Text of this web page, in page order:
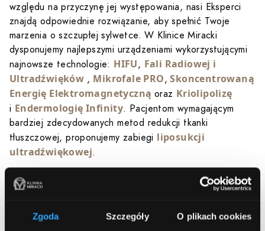
Zgoda Szczegóły O plikach cookies
względu na przyczynę jej występowania, nasi Eksperci
znajdą odpowiednie rozwiązanie, aby spełnić Twoje
marzenia o szczupłej sylwetce. W Klinice Miracki
dysponujemy najlepszymi urządzeniami wykorzystującymi
najnowsze technologie: HIFU, Fali Radiowej i
Ultradźwięków , Mikrofale PRO, Skoncentrowaną
Energię Elektromagnetyczną oraz Kriolipolizę
i Endermologię Infinity. Pacjentom wymagającym
bardziej zdecydowanych metod redukcji tkanki
tłuszczowej, proponujemy zabiegi liposukcji
ultradźwiękowej.
Likwidacja cellulitu
Cellulit to problem, z którym zmaga się zdecydowana
większość kobiet w każdym wieku. To nierówne
rozmieszczenie tkanki tłuszczowej pod skórą, powoduje